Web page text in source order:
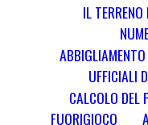
IL
UFFICIALI
CALCOLO DEL
FUORIGIOCO